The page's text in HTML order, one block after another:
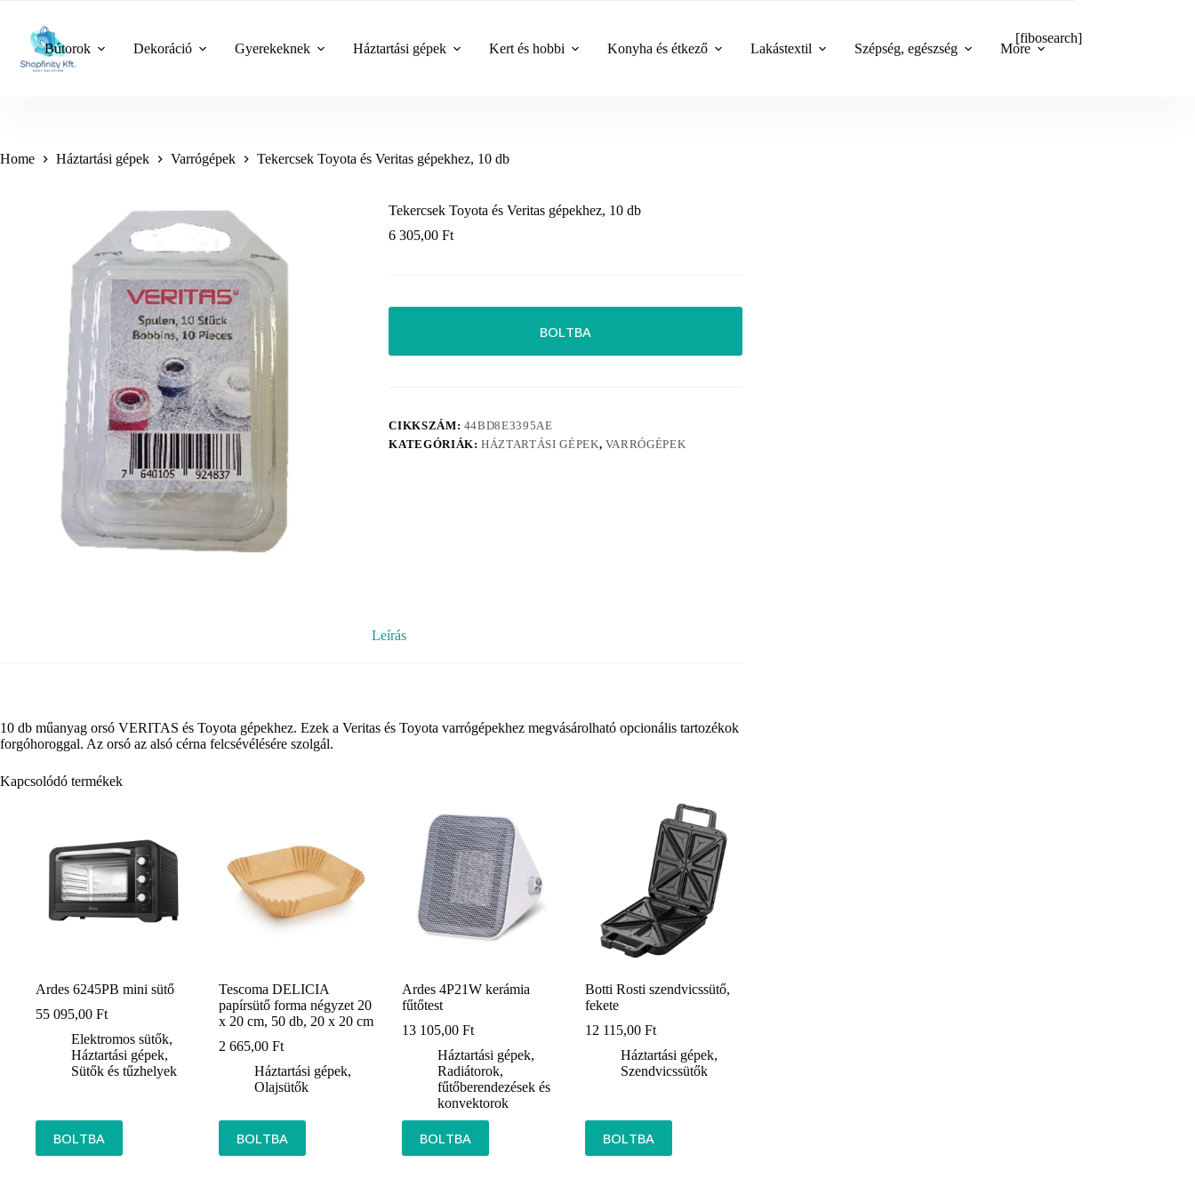
content
Bútorok Dekoráció Gyerekeknek Háztartási gépek Kert és hobbi Konyha és étkező Lakástextil Szépség, egészség More
[fibosearch]
Home Háztartási gépek Varrógépek Tekercsek Toyota és Veritas gépekhez, 10 db
Tekercsek Toyota és Veritas gépekhez, 10 db
6 305,00Ft
BOLTBA
CIKKSZÁM: 44BD8E3395AE
KATEGÓRIÁK:HÁZTARTÁSI GÉPEK, VARRÓGÉPEK
Leírás
10 db műanyag orsó VERITAS és Toyota gépekhez. Ezek a Veritas és Toyota varrógépekhez megvásárolható opcionális tartozékok
forgóhoroggal. Az orsó az alsó cérna felcsévélésére szolgál.
Kapcsolódó termékek
Ardes 6245PB mini sütő
55 095,00 Ft
Elektromos sütők,
Háztartási gépek,
Sütők és tűzhelyek
BOLTBA
Tescoma DELICIA
papírsütő forma négyzet 20
x 20 cm, 50 db, 20 x 20 cm
2 665,00Ft
Háztartási gépek,
Olajsütők
BOLTBA
Ardes 4P21W kerámia
fűtőtest
13 105,00Ft
Háztartási gépek,
Radiátorok,
fűtőberendezések és
konvektorok
BOLTBA
Botti Rosti szendvicssütő,
fekete
12 115,00Ft
Háztartási gépek,
Szendvicssütők
BOLTBA